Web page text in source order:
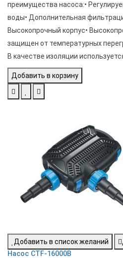
преимущества насоса:•
воды• Дополнительная
Высокопрочный корпус•
защищен от температурных
В качестве изоляции
Добавить в корзину
Добавить в список желаний
Насос CTF-16000B